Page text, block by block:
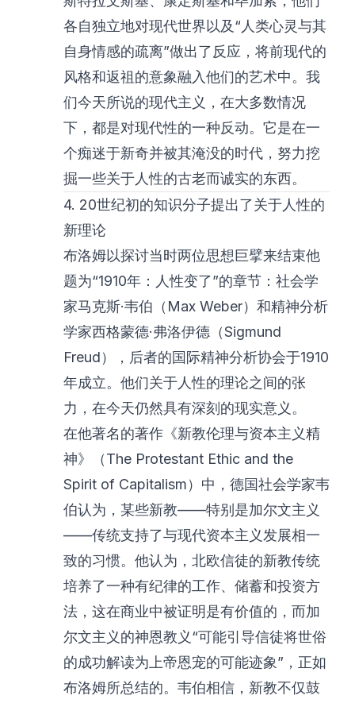
各自独立地对现代世界以及“人类心灵与其
自身情感的疏离”做出了反应，将前现代的
风格和返祖的意象融入他们的艺术中。我
们今天所说的现代主义，在大多数情况
下，都是对现代性的一种反动。它是在一
个痴迷于新奇并被其淹没的时代，努力挖
掘一些关于人性的古老而诚实的东西。
4. 20世纪初的知识分子提出了关于人性的
新理论
布洛姆以探讨当时两位思想巨擘来结束他
题为“1910年：人性变了”的章节：社会学
家马克斯·韦伯（Max Weber）和精神分析
学家西格蒙德·弗洛伊德（Sigmund
Freud），后者的国际精神分析协会于1910
年成立。他们关于人性的理论之间的张
力，在今天仍然具有深刻的现实意义。
在他著名的著作《新教伦理与资本主义精
神》（The Protestant Ethic and the
Spirit of Capitalism）中，德国社会学家韦
伯认为，某些新教——特别是加尔文主义
——传统支持了与现代资本主义发展相一
致的习惯。他认为，北欧信徒的新教传统
培养了一种有纪律的工作、储蓄和投资方
法，这在商业中被证明是有价值的，而加
尔文主义的神恩教义“可能引导信徒将世俗
的成功解读为上帝恩宠的可能迹象”，正如
布洛姆所总结的。韦伯相信，新教不仅鼓